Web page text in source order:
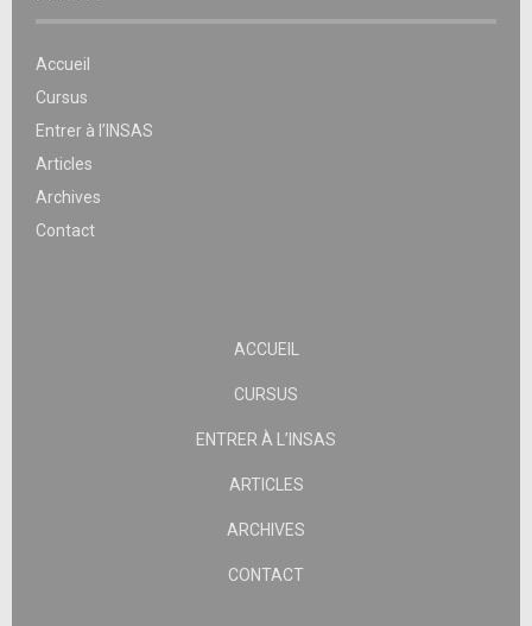
Accueil
Cursus
Entrer à l’INSAS
Articles
Archives
Contact
ACCUEIL
CURSUS
ENTRER À L’INSAS
ARTICLES
ARCHIVES
CONTACT